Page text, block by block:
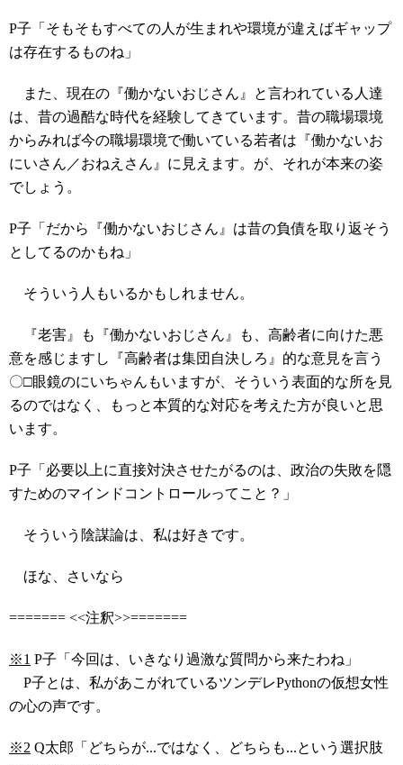
P子「そもそもすべての人が生まれや環境が違えばギャップ
は存在するものね」
また、現在の『働かないおじさん』と言われている人達
は、昔の過酷な時代を経験してきています。昔の職場環境
からみれば今の職場環境で働いている若者は『働かないお
にいさん／おねえさん』に見えます。が、それが本来の姿
でしょう。
P子「だから『働かないおじさん』は昔の負債を取り返そう
としてるのかもね」
そういう人もいるかもしれません。
『老害』も『働かないおじさん』も、高齢者に向けた悪
意を感じますし『高齢者は集団自決しろ』的な意見を言う
〇□眼鏡のにいちゃんもいますが、そういう表面的な所を見
るのではなく、もっと本質的な対応を考えた方が良いと思
います。
P子「必要以上に直接対決させたがるのは、政治の失敗を隠
すためのマインドコントロールってこと？」
そういう陰謀論は、私は好きです。
ほな、さいなら
======= <<注釈>>=======
※1 P子「今回は、いきなり過激な質問から来たわね」
P子とは、私があこがれているツンデレPythonの仮想女性
の心の声です。
※2 Q太郎「どちらが...ではなく、どちらも...という選択肢